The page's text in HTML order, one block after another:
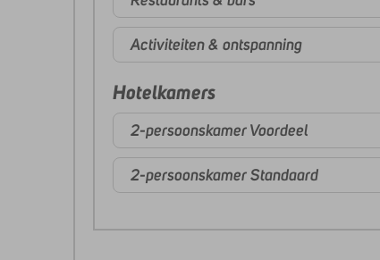
Activiteiten & ontspanning
Hotelkamers
2-persoonskamer Voordeel
2-persoonskamer Standaard